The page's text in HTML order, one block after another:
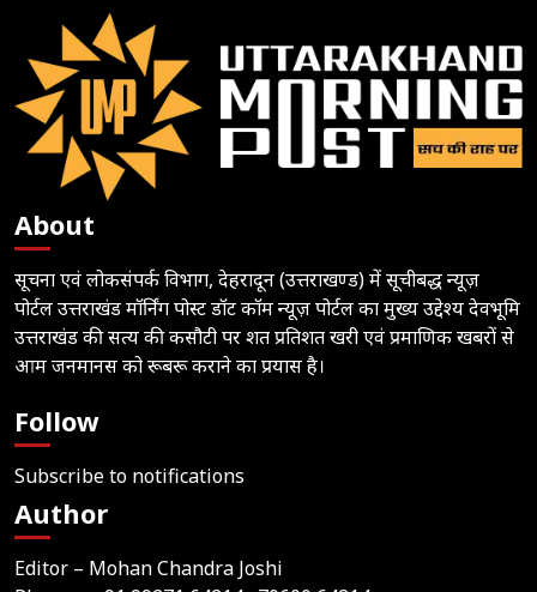
About
सूचना एवं लोकसंपर्क विभाग, देहरादून (उत्तराखण्ड) में सूचीबद्ध न्यूज़
पोर्टल उत्तराखंड मॉर्निंग पोस्ट डॉट कॉम न्यूज़ पोर्टल का मुख्य उद्देश्य देवभूमि
उत्तराखंड की सत्य की कसौटी पर शत प्रतिशत खरी एवं प्रमाणिक खबरों से
आम जनमानस को रूबरू कराने का प्रयास है।
Follow
Subscribe to notifications
Author
Editor – Mohan Chandra Joshi